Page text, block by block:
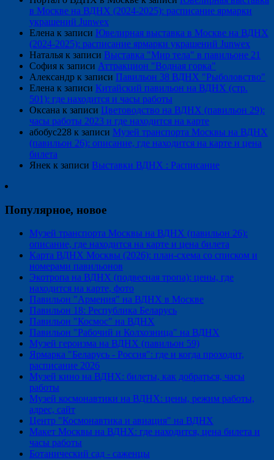
в Москве на ВДНХ (2024-2025): расписание ярмарки
украшений Junwex
Елена к записи Ювелирная выставка в Москве на ВДНХ
(2024-2025): расписание ярмарки украшений Junwex
Наталья к записи Выставка "Мир тела" в павильоне 21
София к записи Аттракцион "Водная горка"
Александр к записи Павильон 38 ВДНХ "Рыболовство"
Елена к записи Китайский павильон на ВДНХ (стр.
501): где находится и часы работы
Оксана к записи Цветоводство на ВДНХ (павильон 29):
часы работы 2023 и где находится на карте
абобус228 к записи Музей транспорта Москвы на ВДНХ
(павильон 26): описание, где находится на карте и цена
билета
Янек к записи Выставки ВДНХ : Расписание
Популярное, новое
Музей транспорта Москвы на ВДНХ (павильон 26):
описание, где находится на карте и цена билета
Карта ВДНХ Москвы (2026): план-схема со списком и
номерами павильонов
Экотропа на ВДНХ (подвесная тропа): цены, где
находится на карте, фото
Павильон "Армения" на ВДНХ в Москве
Павильон 18: Республика Беларусь
Павильон "Космос" на ВДНХ
Павильон "Рабочий и Колхозница" на ВДНХ
Музей героизма на ВДНХ (павильон 59)
Ярмарка "Беларусь - Россия": где и когда проходит,
расписание 2026
Музей кино на ВДНХ: билеты, как добраться, часы
работы
Музей космонавтики на ВДНХ: цены, режим работы,
адрес, сайт
Центр "Космонавтика и авиация" на ВДНХ
Макет Москвы на ВДНХ: где находится, цена билета и
часы работы
Ботанический сад - саженцы